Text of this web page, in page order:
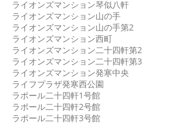
ライオンズマンション琴似八軒
ライオンズマンション山の手
ライオンズマンション山の手第2
ライオンズマンション西町
ライオンズマンション二十四軒第2
ライオンズマンション二十四軒第3
ライオンズマンション発寒中央
ライフプラザ発寒西公園
ラポール二十四軒1号館
ラポール二十四軒2号館
ラポール二十四軒3号館